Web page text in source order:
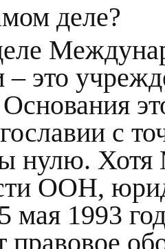
деле?
это
с
нулю.
ООН,
мая 1993
правовое